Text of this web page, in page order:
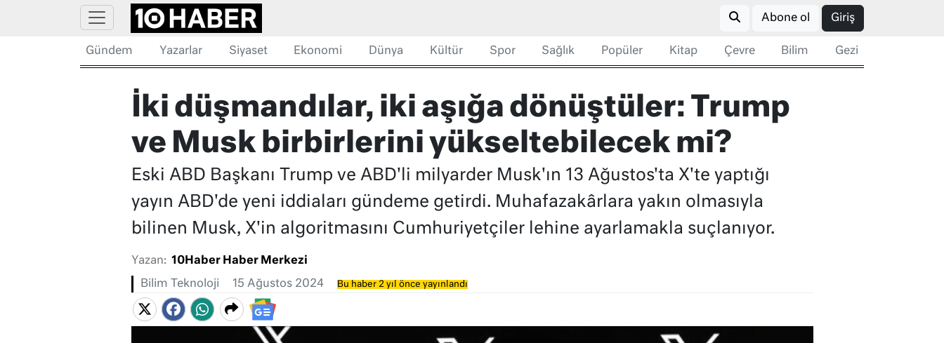
Abone ol Giriş
Gündem Yazarlar Siyaset Ekonomi Dünya Kültür Spor Sağlık Popüler Kitap Çevre Bilim Gezi
İki düşmandılar, iki aşığa dönüştüler: Trump
ve Musk birbirlerini yükseltebilecek mi?
Eski ABD Başkanı Trump ve ABD'li milyarder Musk'ın 13 Ağustos'ta X'te yaptığı
yayın ABD'de yeni iddiaları gündeme getirdi. Muhafazakârlara yakın olmasıyla
bilinen Musk, X'in algoritmasını Cumhuriyetçiler lehine ayarlamakla suçlanıyor.
Yazan: 10Haber Haber Merkezi
Bilim Teknoloji 15 Ağustos 2024 Bu haber 2 yıl önce yayınlandı